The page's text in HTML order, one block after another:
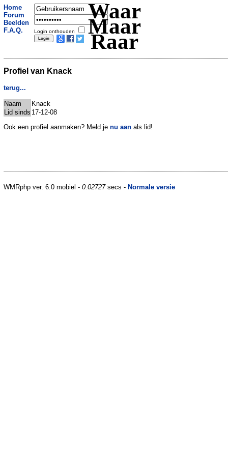
Home
Forum
Beelden
F.A.Q.
Login onthouden
Waar
Maar
Raar
Profiel van Knack
terug...
Naam
Knack
Lid sinds 17-12-08
Ook een profiel aanmaken? Meld je nu aan als lid!
WMRphp ver. 6.0 mobiel - 0.02727secs - Normale versie